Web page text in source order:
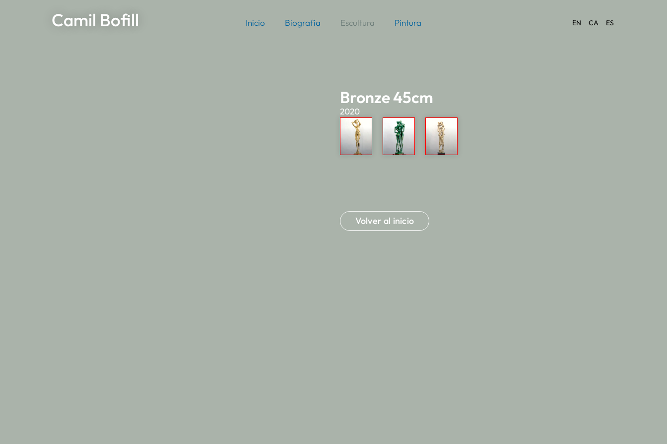
Camil Bofill Inicio Biografía Escultura Pintura EN CA ES
Bronze 45cm
2020
Volver al inicio